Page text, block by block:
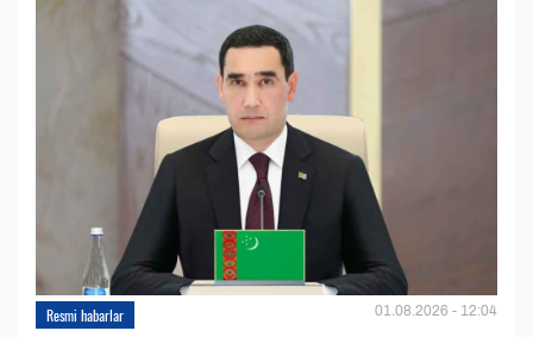
Resmi habarlar 01.08.2026 - 12:04